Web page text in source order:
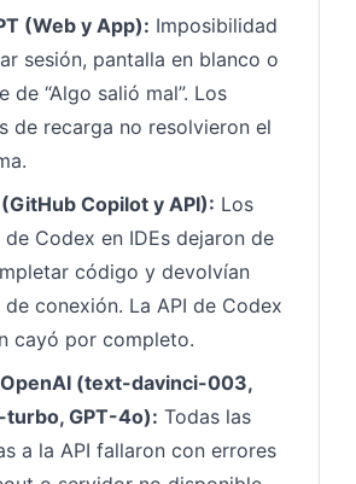
(Web y App): Imposibilidad
sesión, pantalla en blanco o
de “Algo salió mal”. Los
de recarga no resolvieron el
Copilot y API): Los
de Codex en IDEs dejaron de
código y devolvían
conexión. La API de Codex
cayó por completo.
OpenAI (text-davinci-003,
turbo, GPT-4o): Todas las
a la API fallaron con errores